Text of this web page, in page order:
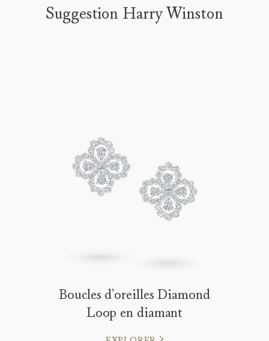
Suggestion Harry Winston
Boucles d'oreilles Diamond
Loop en diamant